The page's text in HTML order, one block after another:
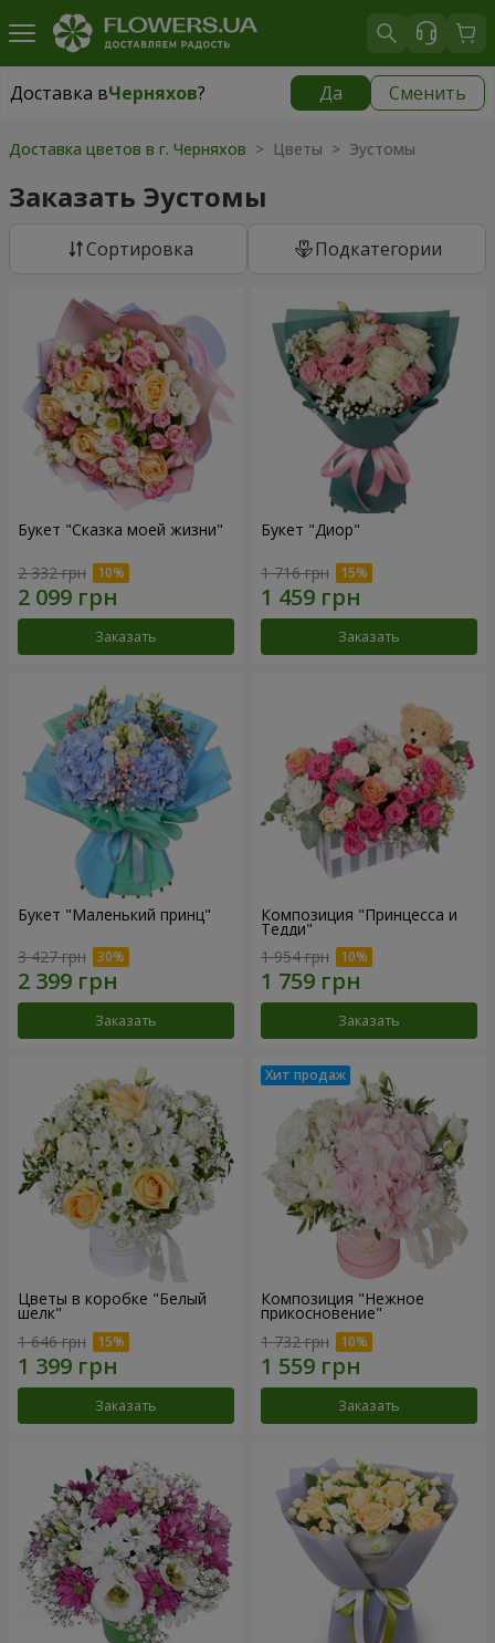
Доставка вЧерняхов? Да Сменить
Доставка вЧерняхов|
Доставка цветов в г. Черняхов > Цветы > Эустомы
Заказать Эустомы
Cортировка Подкатегории
Букет "Сказка моей жизни"
2 332 грн
Заказать
Букет "Диор"
1 716 грн
Заказать
Букет "Маленький принц"
3 427 грн
Заказать
Композиция "Принцесса и
Тедди"
1 954 грн
Заказать
Цветы в коробке "Белый
шелк"
1 646 грн
Заказать
Композиция "Нежное
прикосновение"
1 732 грн
Заказать